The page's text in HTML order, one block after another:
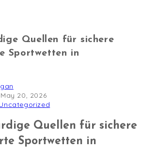
Quellen für sichere
Sportwetten in
May 20, 2026
Quellen für sichere
Sportwetten in